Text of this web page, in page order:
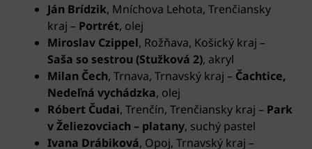
Ján Brídzik, Mníchova Lehota, Trenčiansky
kraj – Portrét, olej
Miroslav Czippel, Rožňava, Košický kraj –
Saša so sestrou (Stužková 2), akryl
Milan Čech, Trnava, Trnavský kraj – Čachtice,
Nedeľná vychádzka, olej
Róbert Čudai, Trenčín, Trenčiansky kraj – Park
v Želiezovciach – platany, suchý pastel
Ivana Drábiková, Opoj, Trnavský kraj –